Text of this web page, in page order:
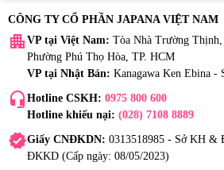
CÔNG TY CỔ PHẦN JAPANA VIỆT NAM
apartment VP tại Việt Nam: Tòa Nhà Trường Thịnh,
Phường Phú Thọ Hòa, TP. HCM
VP tại Nhật Bản: Kanagawa Ken Ebina -
headset_mic Hotline CSKH: 0975 800 600
Hotline khiếu nại: (028) 7108 8889
verifiedGiấy CNĐKDN: 0313518985 - Sở KH &
ĐKKD (Cấp ngày: 08/05/2023)